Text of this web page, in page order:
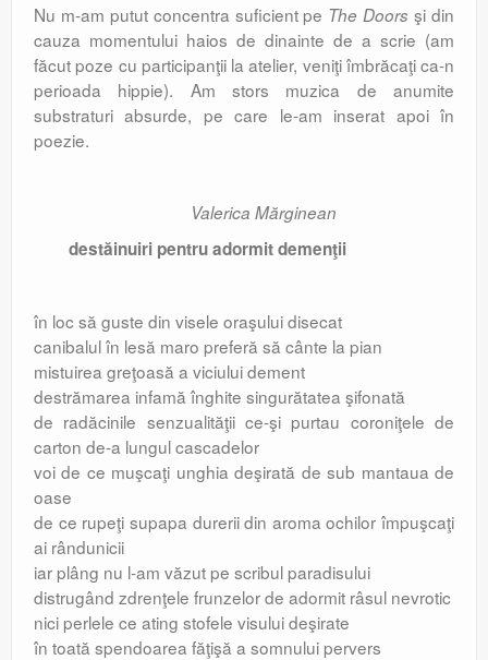
Nu m-am putut concentra suficient pe The Doorsşi din
cauza momentului haios de dinainte de a scrie (am
făcut poze cu participanţii la atelier, veniţi îmbrăcaţi ca-n
perioada hippie). Am stors muzica de anumite
substraturi absurde, pe care le-am inserat apoi în
poezie.
Valerica Mărginean
destăinuiri pentru adormit demenţii
în loc să guste din visele oraşului disecat
canibalul în lesă maro preferă să cânte la pian
mistuirea greţoasă a viciului dement
destrămarea infamă înghite singurătatea şifonată
de radăcinile senzualităţii ce-şi purtau coroniţele de
carton de-a lungul cascadelor
voi de ce muşcaţi unghia deşirată de sub mantaua de
oase
de ce rupeţi supapa durerii din aroma ochilor împuşcaţi
ai rândunicii
iar plâng nu l-am văzut pe scribul paradisului
distrugând zdrenţele frunzelor de adormit râsul nevrotic
nici perlele ce ating stofele visului deşirate
în toată spendoarea făţişă a somnului pervers